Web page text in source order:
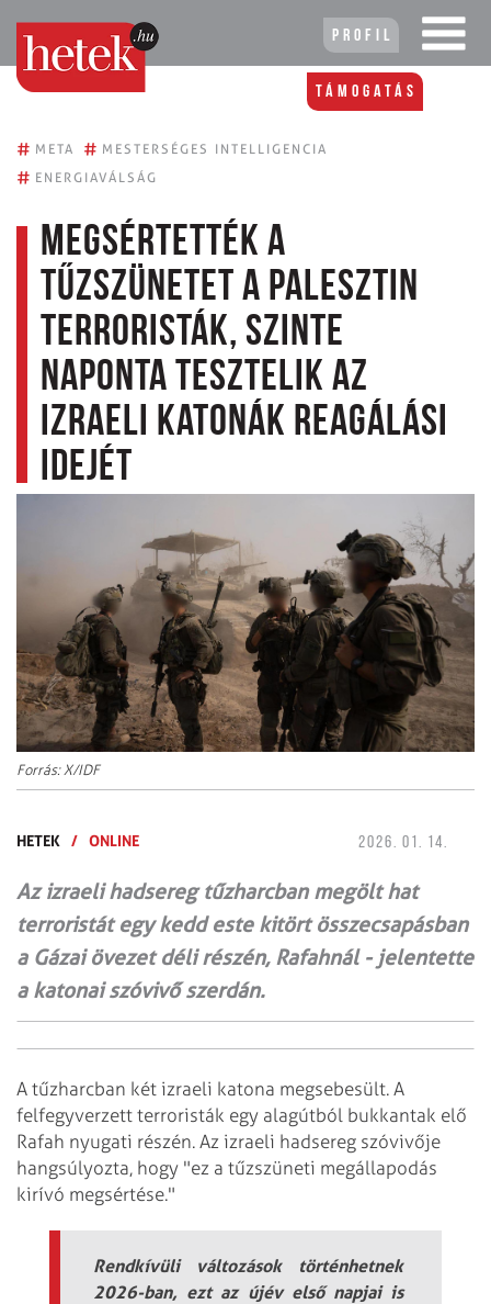
Profil
Támogatás
# META # MESTERSÉGES INTELLIGENCIA
# ENERGIAVÁLSÁG
Megsértették a
tűzszünetet a palesztin
terroristák, szinte
naponta tesztelik az
izraeli katonák reagálási
idejét
Forrás: X/IDF
HETEK / ONLINE 2026. 01. 14.
Az izraeli hadsereg tűzharcban megölt hat
terroristát egy kedd este kitört összecsapásban
a Gázai övezet déli részén, Rafahnál - jelentette
a katonai szóvivő szerdán.
A tűzharcban két izraeli katona megsebesült. A
felfegyverzett terroristák egy alagútból bukkantak elő
Rafah nyugati részén. Az izraeli hadsereg szóvivője
hangsúlyozta, hogy "ez a tűzszüneti megállapodás
kirívó megsértése."
Rendkívüli változások történhetnek
2026-ban, ezt az újév első napjai is